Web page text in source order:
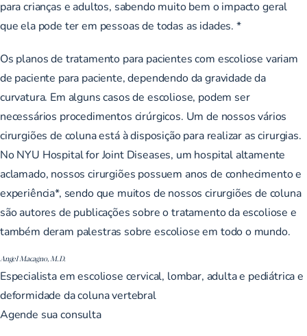
para crianças e adultos, sabendo muito bem o impacto geral
que ela pode ter em pessoas de todas as idades. *
Os planos de tratamento para pacientes com escoliose variam
de paciente para paciente, dependendo da gravidade da
curvatura. Em alguns casos de escoliose, podem ser
necessários procedimentos cirúrgicos. Um de nossos vários
cirurgiões de coluna está à disposição para realizar as cirurgias.
No NYU Hospital for Joint Diseases, um hospital altamente
aclamado, nossos cirurgiões possuem anos de conhecimento e
experiência*, sendo que muitos de nossos cirurgiões de coluna
são autores de publicações sobre o tratamento da escoliose e
também deram palestras sobre escoliose em todo o mundo.
Angel Macagno, M.D.
Especialista em escoliose cervical, lombar, adulta e pediátrica e
deformidade da coluna vertebral
Agende sua consulta